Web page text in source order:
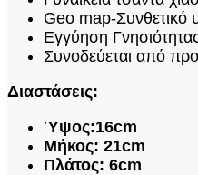
Geo map-Συνθετικό
Εγγύηση
Συνοδεύεται από
Διαστάσεις:
Ύψος:16cm
Μήκος: 21cm
Πλάτος: 6cm